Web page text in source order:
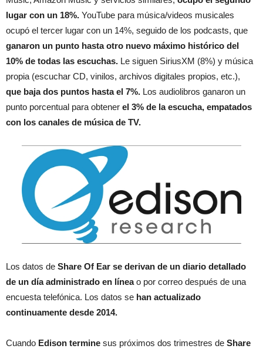
lugar con un 18%. YouTube para música/videos musicales
ocupó el tercer lugar con un 14%, seguido de los podcasts, que
ganaron un punto hasta otro nuevo máximo histórico del
10% de todas las escuchas. Le siguen SiriusXM (8%) y música
propia (escuchar CD, vinilos, archivos digitales propios, etc.),
que baja dos puntos hasta el 7%. Los audiolibros ganaron un
punto porcentual para obtener el 3% de la escucha, empatados
con los canales de música de TV.
Los datos de Share Of Ear se derivan de un diario detallado
de un día administrado en líneao por correo después de una
encuesta telefónica. Los datos se han actualizado
continuamente desde 2014.
Cuando Edison termine sus próximos dos trimestres de Share